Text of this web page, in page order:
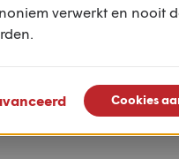
verwerkt en nooit
Cookies